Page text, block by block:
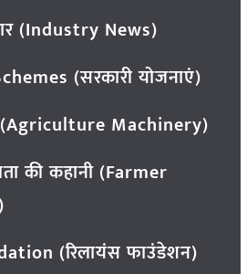
(Industry News)
(सरकारी योजनाएं)
(Agriculture Machinery)
की कहानी (Farmer
(रिलायंस फाउंडेशन)